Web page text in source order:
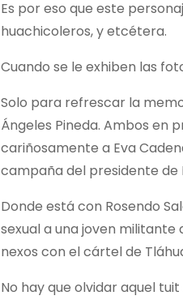
Es por eso que este
huachicoleros, y etcétera.
Cuando se le exhiben las
Solo para refrescar la
Ángeles Pineda. Ambos en
cariñosamente a Eva
campaña del presidente de
Donde está con Rosendo
sexual a una joven militante
nexos con el cártel de
No hay que olvidar aquel